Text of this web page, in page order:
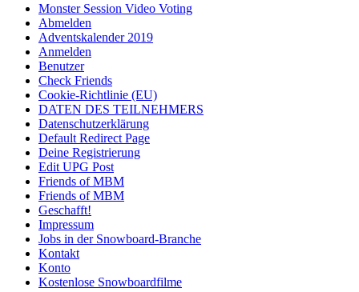
Monster Session Video Voting
Abmelden
Adventskalender 2019
Anmelden
Benutzer
Check Friends
Cookie-Richtlinie (EU)
DATEN DES TEILNEHMERS
Datenschutzerklärung
Default Redirect Page
Deine Registrierung
Edit UPG Post
Friends of MBM
Friends of MBM
Geschafft!
Impressum
Jobs in der Snowboard-Branche
Kontakt
Konto
Kostenlose Snowboardfilme